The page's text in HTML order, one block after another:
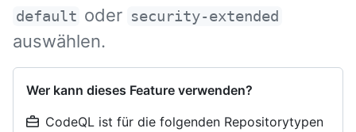
default oder security-extended
auswählen.
Wer kann dieses Feature verwenden?
CodeQL ist für die folgenden Repositorytypen